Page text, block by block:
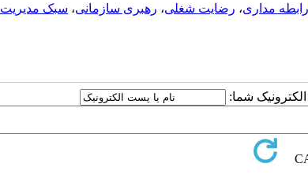
رابطه مداری، رضایت شغلی، رهبری سازمانی، سبک مدیریت
شما: